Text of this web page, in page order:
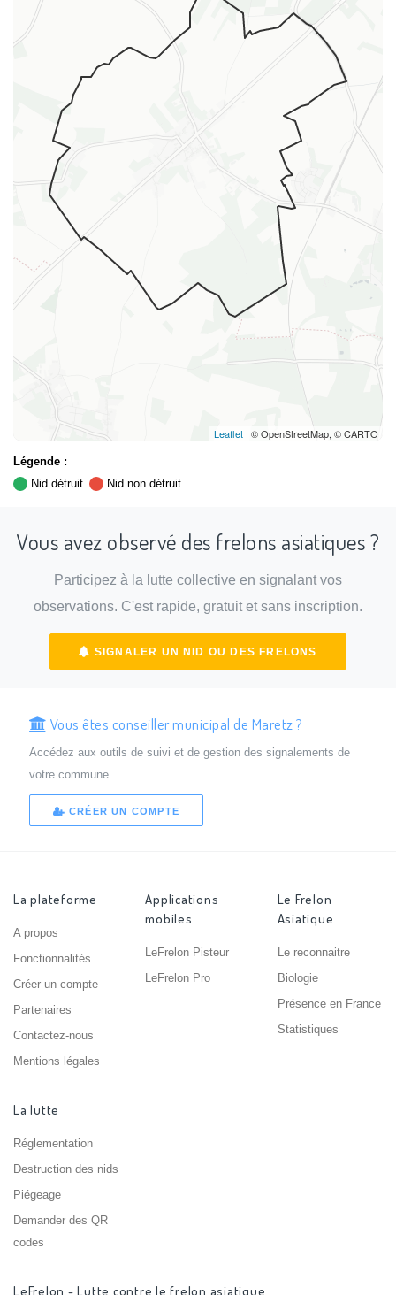
Leaflet | © OpenStreetMap, © CARTO
Légende :
Nid détruit
Nid non détruit
Vous avez observé des frelons asiatiques ?
Participez à la lutte collective en signalant vos
observations. C'est rapide, gratuit et sans inscription.
SIGNALER UN NID OU DES FRELONS
Vous êtes conseiller municipal de Maretz ?
Accédez aux outils de suivi et de gestion des signalements de
votre commune.
CRÉER UN COMPTE
La plateforme
A propos
Fonctionnalités
Créer un compte
Partenaires
Contactez-nous
Mentions légales
Applications
mobiles
LeFrelon Pisteur
LeFrelon Pro
Le Frelon
Asiatique
Le reconnaitre
Biologie
Présence en France
Statistiques
La lutte
Réglementation
Destruction des nids
Piégeage
Demander des QR
codes
LeFrelon - Lutte contre le frelon asiatique